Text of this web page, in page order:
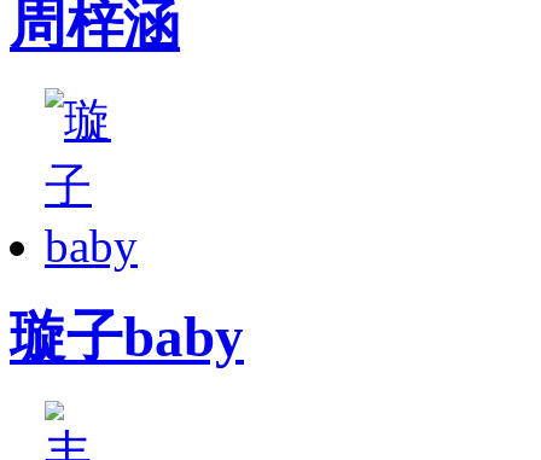
周梓涵
璇子baby